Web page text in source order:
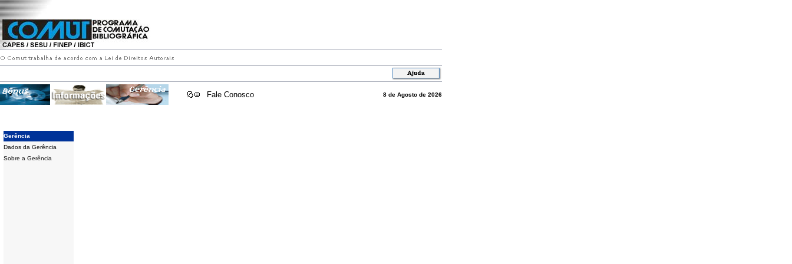
Fale Conosco 8 de Agosto de 2026
Gerência
Dados da Gerência
Sobre a Gerência